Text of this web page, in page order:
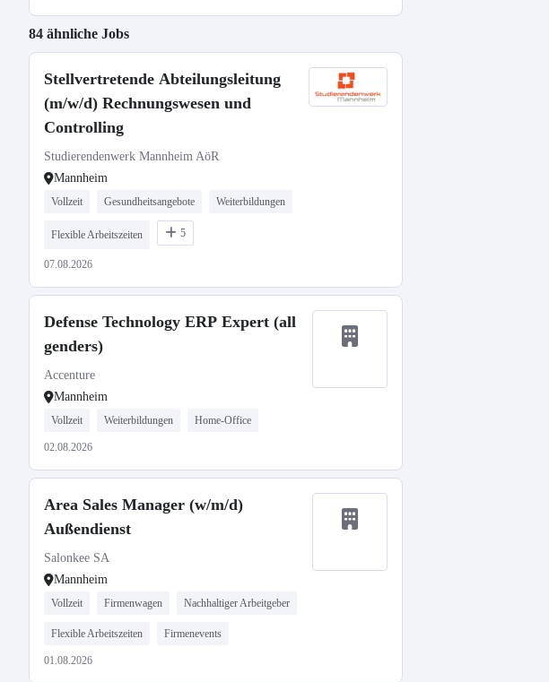
84 ähnliche Jobs
Stellvertretende Abteilungsleitung
(m/w/d) Rechnungswesen und
Controlling
Studierendenwerk Mannheim AöR
Mannheim
Vollzeit Gesundheitsangebote Weiterbildungen
Flexible Arbeitszeiten 5
07.08.2026
Defense Technology ERP Expert (all
genders)
Accenture
Mannheim
Vollzeit Weiterbildungen Home-Office
02.08.2026
Area Sales Manager (w/m/d)
Außendienst
Salonkee SA
Mannheim
Vollzeit Firmenwagen Nachhaltiger Arbeitgeber
Flexible Arbeitszeiten Firmenevents
01.08.2026